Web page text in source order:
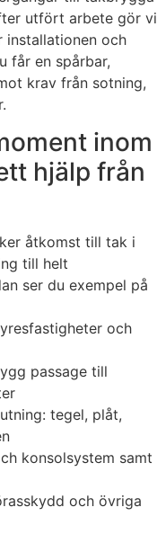
utfört arbete gör vi
installationen och
får en spårbar,
krav från sotning,
inom
hjälp från
åtkomst till tak i
till helt
ser du exempel på
och
passage till
tegel, plåt,
konsolsystem samt
och övriga